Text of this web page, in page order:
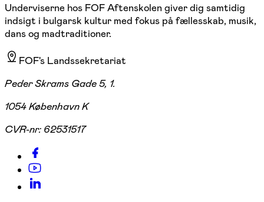
Underviserne hos FOF Aftenskolen giver dig samtidig
indsigt i bulgarsk kultur med fokus på fællesskab, musik,
dans og madtraditioner.
FOF's Landssekretariat
Peder Skrams Gade 5, 1.
1054 København K
CVR-nr: 62531517